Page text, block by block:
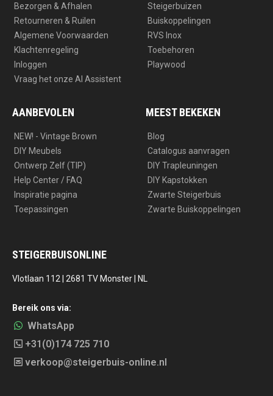
Bezorgen & Afhalen
Retourneren & Ruilen
Algemene Voorwaarden
Klachtenregeling
Inloggen
Vraag het onze AI Assistent
Steigerbuizen
Buiskoppelingen
RVS Inox
Toebehoren
Playwood
AANBEVOLEN
NEW! - Vintage Brown
DIY Meubels
Ontwerp Zelf (TIP)
Help Center / FAQ
Inspiratie pagina
Toepassingen
MEEST BEKEKEN
Blog
Catalogus aanvragen
DIY Trapleuningen
DIY Kapstokken
Zwarte Steigerbuis
Zwarte Buiskoppelingen
STEIGERBUISONLINE
Vlotlaan 112 | 2681 TV Monster | NL
Bereik ons via:
WhatsApp
+31(0)174 725 710
verkoop@steigerbuis-online.nl